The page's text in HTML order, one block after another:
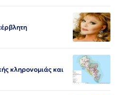
κληρονομιάς και